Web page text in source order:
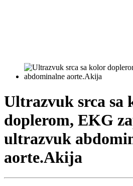
Ultrazvuk srca sa
doplerom, EKG
ultrazvuk
aorte.Akija